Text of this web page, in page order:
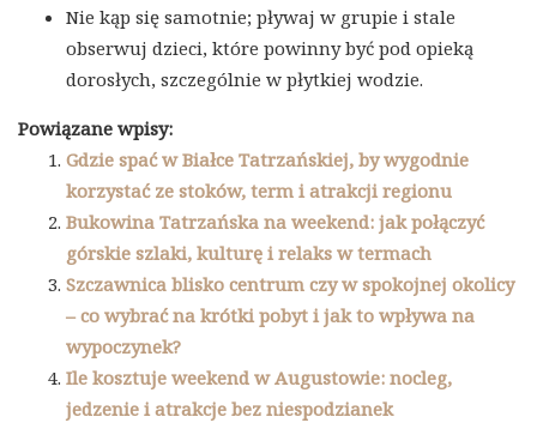
Nie kąp się samotnie; pływaj w grupie i stale
obserwuj dzieci, które powinny być pod opieką
dorosłych, szczególnie w płytkiej wodzie.
Powiązane wpisy:
Gdzie spać w Białce Tatrzańskiej, by wygodnie
korzystać ze stoków, term i atrakcji regionu
Bukowina Tatrzańska na weekend: jak połączyć
górskie szlaki, kulturę i relaks w termach
Szczawnica blisko centrum czy w spokojnej okolicy
– co wybrać na krótki pobyt i jak to wpływa na
wypoczynek?
Ile kosztuje weekend w Augustowie: nocleg,
jedzenie i atrakcje bez niespodzianek